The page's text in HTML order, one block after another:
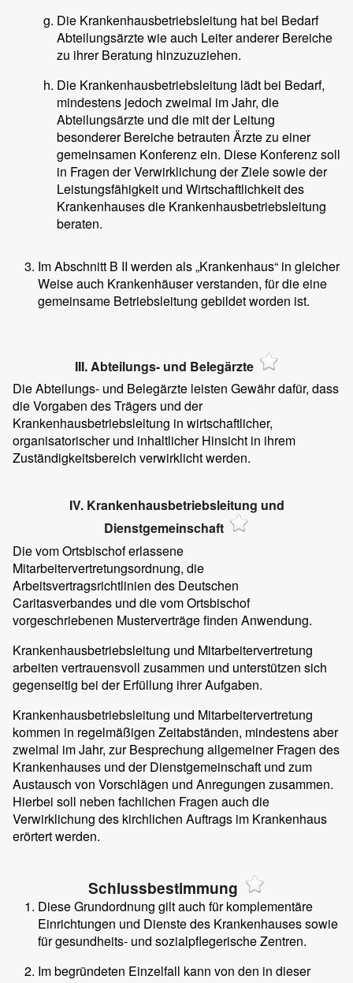
Die Krankenhausbetriebsleitung hat bei Bedarf
Abteilungsärzte wie auch Leiter anderer Bereiche
zu ihrer Beratung hinzuzuziehen.
Die Krankenhausbetriebsleitung lädt bei Bedarf,
mindestens jedoch zweimal im Jahr, die
Abteilungsärzte und die mit der Leitung
besonderer Bereiche betrauten Ärzte zu einer
gemeinsamen Konferenz ein. Diese Konferenz soll
in Fragen der Verwirklichung der Ziele sowie der
Leistungsfähigkeit und Wirtschaftlichkeit des
Krankenhauses die Krankenhausbetriebsleitung
beraten.
Im Abschnitt B II werden als „Krankenhaus“ in gleicher
Weise auch Krankenhäuser verstanden, für die eine
gemeinsame Betriebsleitung gebildet worden ist.
III. Abteilungs- und Belegärzte
Die Abteilungs- und Belegärzte leisten Gewähr dafür, dass
die Vorgaben des Trägers und der
Krankenhausbetriebsleitung in wirtschaftlicher,
organisatorischer und inhaltlicher Hinsicht in ihrem
Zuständigkeitsbereich verwirklicht werden.
IV. Krankenhausbetriebsleitung und
Dienstgemeinschaft
Die vom Ortsbischof erlassene
Mitarbeitervertretungsordnung, die
Arbeitsvertragsrichtlinien des Deutschen
Caritasverbandes und die vom Ortsbischof
vorgeschriebenen Musterverträge finden Anwendung.
Krankenhausbetriebsleitung und Mitarbeitervertretung
arbeiten vertrauensvoll zusammen und unterstützen sich
gegenseitig bei der Erfüllung ihrer Aufgaben.
Krankenhausbetriebsleitung und Mitarbeitervertretung
kommen in regelmäßigen Zeitabständen, mindestens aber
zweimal im Jahr, zur Besprechung allgemeiner Fragen des
Krankenhauses und der Dienstgemeinschaft und zum
Austausch von Vorschlägen und Anregungen zusammen.
Hierbei soll neben fachlichen Fragen auch die
Verwirklichung des kirchlichen Auftrags im Krankenhaus
erörtert werden.
Schlussbestimmung
Diese Grundordnung gilt auch für komplementäre
Einrichtungen und Dienste des Krankenhauses sowie
für gesundheits- und sozialpflegerische Zentren.
Im begründeten Einzelfall kann von den in dieser